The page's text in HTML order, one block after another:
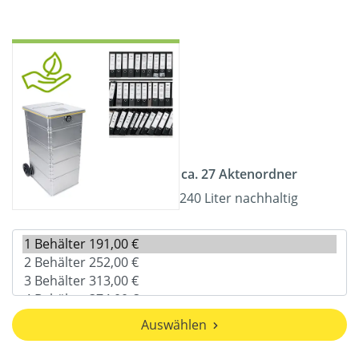
ca. 27 Aktenordner
240 Liter nachhaltig
Auswählen